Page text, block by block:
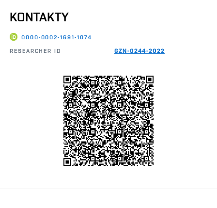
KONTAKTY
0000-0002-1691-1074
RESEARCHER ID GZN-0244-2022